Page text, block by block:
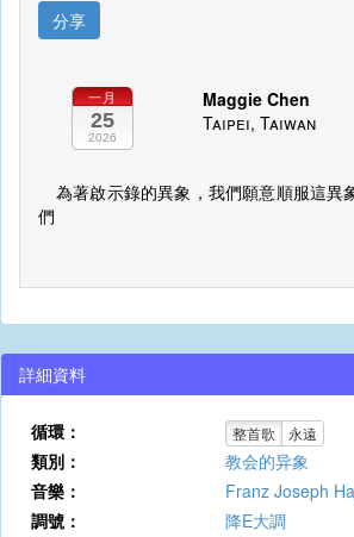
分享
一月
25
2026
Maggie Chen
Taipei, Taiwan
為著啟示錄的異象，我們願意順服這異
們
詳細資料
循環： 整首歌 永遠
類別：
教会的异象
音樂：
Franz Joseph
調號：
降E大調